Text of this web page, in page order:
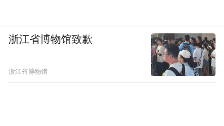
浙江省博物馆致歉
浙江省博物馆